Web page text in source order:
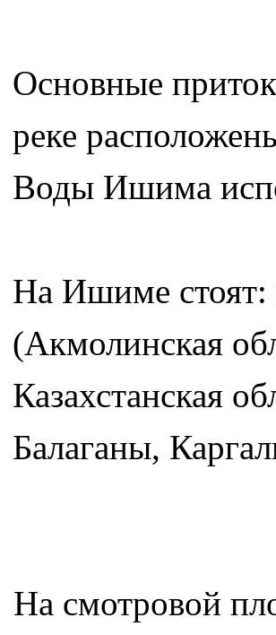
Основные
реке
Воды Ишима
На Ишиме стоят:
(Акмолинская
Казахстанская
Балаганы,
На смотровой